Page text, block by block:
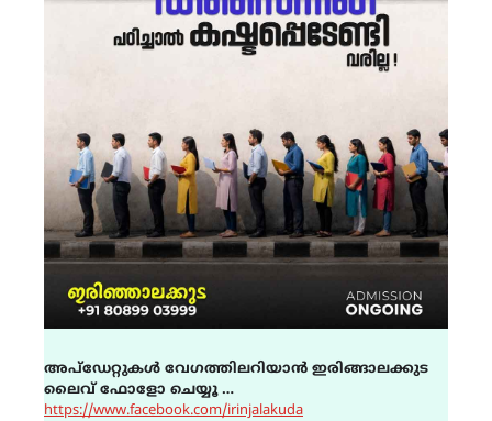
അപ്ഡേറ്റുകൾ വേഗത്തിലറിയാൻ ഇരിങ്ങാലക്കുട
ലൈവ് ഫോളോ ചെയ്യൂ …
https://www.facebook.com/irinjalakuda